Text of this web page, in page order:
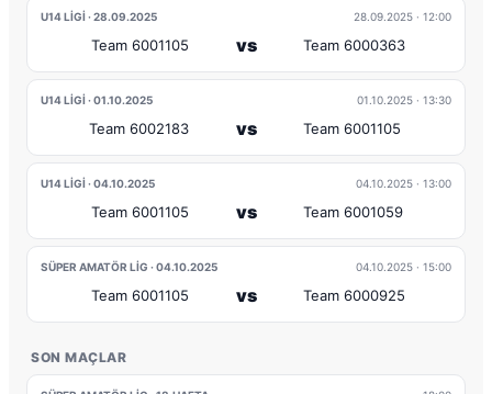
U14 LIGI · 28.09.2025 28.09.2025 · 12:00
Team 6001105 vs Team 6000363
U14 LIGI · 01.10.2025 01.10.2025 · 13:30
Team 6002183 vs Team 6001105
U14 LIGI · 04.10.2025 04.10.2025 · 13:00
Team 6001105 vs Team 6001059
SÜPER AMATÖR LIG · 04.10.2025 04.10.2025 · 15:00
Team 6001105 vs Team 6000925
SON MAÇLAR